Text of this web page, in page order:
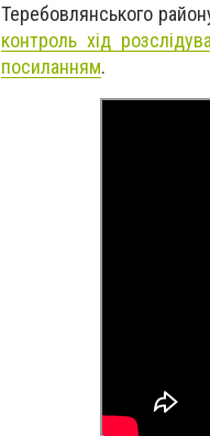
Теребовлянського
контроль хід
посиланням.